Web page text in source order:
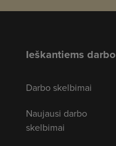
Ieškantiems darbo
Darbo skelbimai
Naujausi darbo
skelbimai